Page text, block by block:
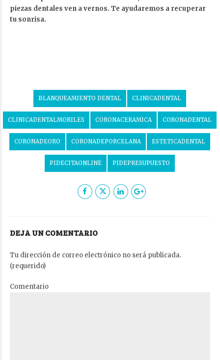
piezas dentales ven a vernos. Te ayudaremos a recuperar
tu sonrisa.
BLANQUEAMIENTO DENTAL CLINICADENTAL
CLINICADENTALMORILES CORONACERAMICA CORONADENTAL
CORONADEORO CORONADEPORCELANA ESTETICADENTAL
PIDECITAONLINE PIDEPRESUPUESTO
DEJA UN COMENTARIO
Tu dirección de correo electrónico no será publicada.
(requerido)
Comentario